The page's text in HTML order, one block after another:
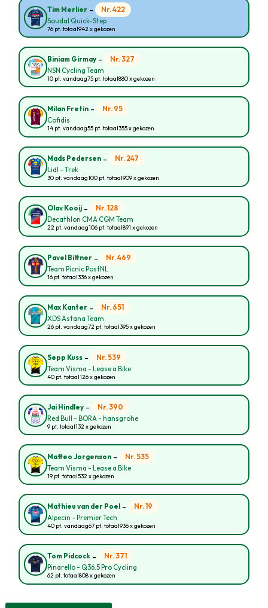
Tim Merlier - Nr. 422
Soudal Quick-Step
76 pt. totaal942 x gekozen
Biniam Girmay - Nr. 327
NSN Cycling Team
10 pt. vandaag75 pt. totaal880 x gekozen
Milan Fretin - Nr. 95
Cofidis
14 pt. vandaag55 pt. totaal355 x gekozen
Mads Pedersen - Nr. 247
Lidl - Trek
30 pt. vandaag100 pt. totaal909 x gekozen
Olav Kooij - Nr. 128
Decathlon CMA CGM Team
22 pt. vandaag106 pt. totaal891 x gekozen
Pavel Bittner - Nr. 469
Team Picnic PostNL
16 pt. totaal336 x gekozen
Max Kanter - Nr. 651
XDS Astana Team
26 pt. vandaag72 pt. totaal395 x gekozen
Sepp Kuss - Nr. 539
Team Visma - Lease a Bike
40 pt. totaal126 x gekozen
Jai Hindley - Nr. 390
Red Bull - BORA - hansgrohe
9 pt. totaal132 x gekozen
Matteo Jorgenson - Nr. 535
Team Visma - Lease a Bike
19 pt. totaal532 x gekozen
Mathieu van der Poel - Nr. 19
Alpecin - Premier Tech
40 pt. vandaag67 pt. totaal936 x gekozen
Tom Pidcock - Nr. 371
Pinarello - Q36.5 Pro Cycling
62 pt. totaal808 x gekozen